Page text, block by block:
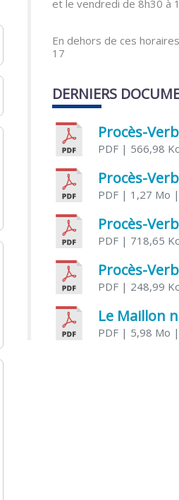
et le vendredi de 8h30 à
En dehors de ces
17
DERNIERS
PDF | 566,98
PDF | 1,27 Mo
PDF | 718,65
PDF | 248,99
Le Maillon
PDF | 5,98 Mo